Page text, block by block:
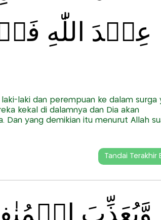
عِنۡدَ اللّٰهِ
laki dan perempuan ke dalam surga
kekal di dalamnya dan Dia akan
Dan yang demikian itu menurut Allah
Tandai Terakhir
وَّيُعَذِّبَ